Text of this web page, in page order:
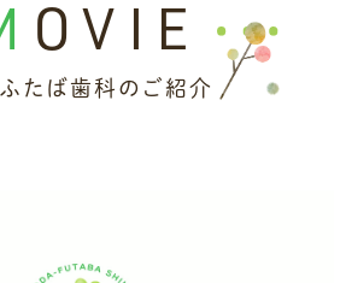
改定に伴うお知らせ
利用いただき、誠にありが
年6月1日】
MOVIE
たば歯科のご紹介